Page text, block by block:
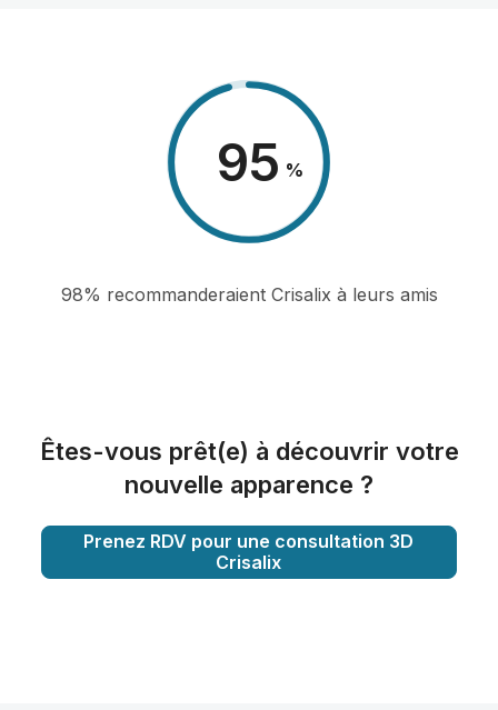
98 %
98% recommanderaient Crisalix à leurs amis
Êtes-vous prêt(e) à découvrir votre
nouvelle apparence ?
Prenez RDV pour une consultation 3D
Crisalix